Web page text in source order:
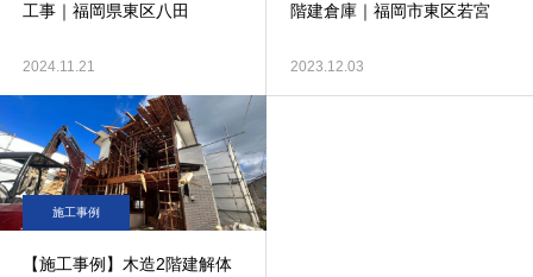
工事｜福岡県東区八田
2024.11.21
階建倉庫｜福岡市東区若宮
2023.12.03
施工事例
【施工事例】木造2階建解体